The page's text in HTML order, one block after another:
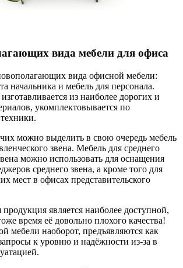
вида мебели для офиса
вида офисной мебели:
начальника и мебель для персонала.
из наиболее дорогих и
укомплектовывается по
можно выделить в свою очередь мебель
звена. Мебель для среднего
можно использовать для оснащения
среднего звена, а кроме того для
мест в офисах представительского
продукция является наиболее доступной,
время её довольно плохого качества!
мебели наоборот, предъявляются как
к уровню и надёжности из-за в